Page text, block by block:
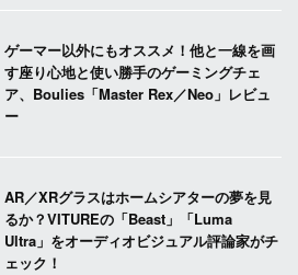
ゲーマー以外にもオススメ！他と一線を画
す座り心地と使い勝手のゲーミングチェ
ア、Boulies「Master Rex／Neo」レビュ
ー
AR／XRグラスはホームシアターの夢を見
るか？VITUREの「Beast」「Luma
Ultra」をオーディオビジュアル評論家がチ
ェック！